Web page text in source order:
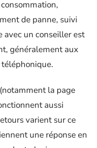
de panne, suivi
avec un conseiller est
généralement aux
la page
aussi
varient sur ce
une réponse en